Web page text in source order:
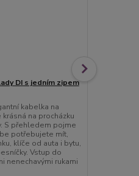
DI s jedním zipem
kabelka na
na procházku
S přehledem pojme
potřebujete mít,
klíče od auta i bytu,
Vstup do
nenechavými rukami